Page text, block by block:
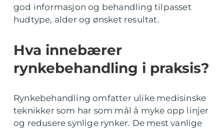
god informasjon og behandling tilpasset
hudtype, alder og ønsket resultat.
Hva innebærer
rynkebehandling i praksis?
Rynkebehandling omfatter ulike medisinske
teknikker som har som mål å myke opp linjer
og redusere synlige rynker. De mest vanlige